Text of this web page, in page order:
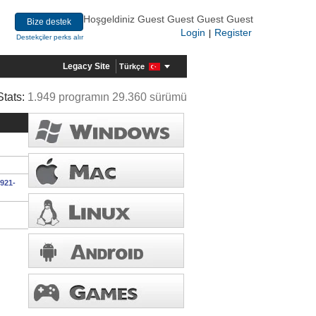
Bize destek
Destekçiler perks alır
Hoşgeldiniz Guest Guest Guest Guest
Login
Register
Legacy Site Türkçe
1.949 programın 29.360 sürümü